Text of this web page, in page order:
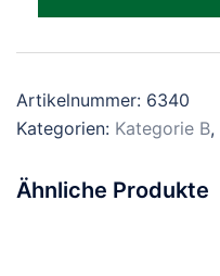
Artikelnummer: 6340
Kategorien: Kategorie B,
Ähnliche Produkte